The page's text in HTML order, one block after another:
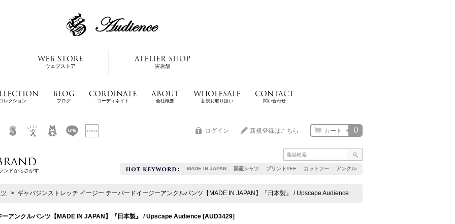
WEB STORE
ウェブストア
ATELIER SHOP
実店舗
レクション
BLOG
ブログ
CORDINATE
コーディネイト
ABOUT
会社概要
WHOLESALE
新規お取り扱い
CONTACT
問い合わせ
MADE IN JAPAN 国産シャツ プリントTEE カットソー アンクル
0
カート
ログイン 新規登録はこちら
ンドからさがす
> ギャバジンストレッチ イージー テーパードイージーアンクルパンツ【MADE IN JAPAN】『日本製』 / Upscape Audience
アンクルパンツ【MADE IN JAPAN】『日本製』 / Upscape Audience [AUD3429]